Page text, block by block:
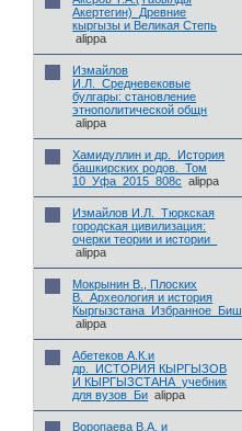
Акертегин)_Древние
кыргызы и Великая Степь
alippa
Измайлов
И.Л._Средневековые
булгары: становление
этнополитической общн
alippa
Хамидуллин и др._История
башкирских родов._Том
10_Уфа_2015_808с
alippa
Измайлов И.Л._Тюркская
городская цивилизация:
очерки теории и истории_
alippa
Мокрынин В., Плоских
В._Археология и история
Кыргызстана_Избранное_Биш
alippa
Абетеков А.К.и
др._ИСТОРИЯ КЫРГЫЗОВ
И КЫРГЫЗСТАНА_учебник
для вузов_Би alippa
Воропаева В.А. и